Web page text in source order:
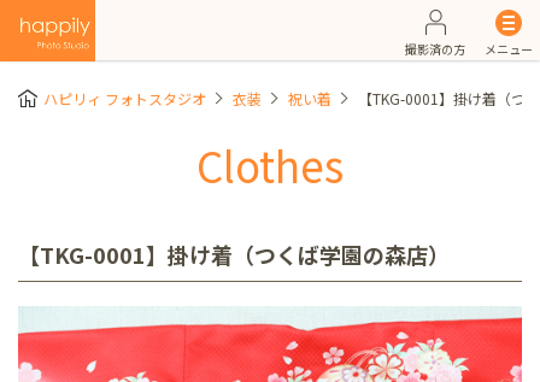
撮影済の方 メニュー
ハピリィ フォトスタジオ 衣装 祝い着 【TKG-0001】掛け着（つ
Clothes
【TKG-0001】掛け着（つくば学園の森店）